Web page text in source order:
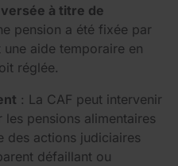
versée à titre de
pension a été fixée par
aide temporaire en
réglée.
: La CAF peut intervenir
pensions alimentaires
des actions judiciaires
défaillant ou